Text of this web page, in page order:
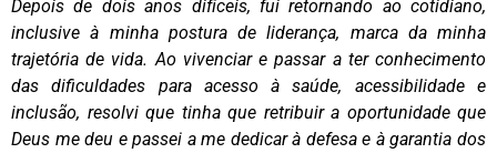
Depois de dois anos difíceis, fui retornando ao cotidiano,
inclusive à minha postura de liderança, marca da minha
trajetória de vida. Ao vivenciar e passar a ter conhecimento
das dificuldades para acesso à saúde, acessibilidade e
inclusão, resolvi que tinha que retribuir a oportunidade que
Deus me deu e passei a me dedicar à defesa e à garantia dos